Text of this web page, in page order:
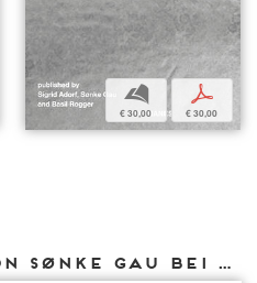
b
€ 30,00
p
€ 30,00
Weitere Texte von Sønke Gau bei DIAPHANES